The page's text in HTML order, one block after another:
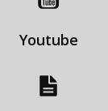
Youtube